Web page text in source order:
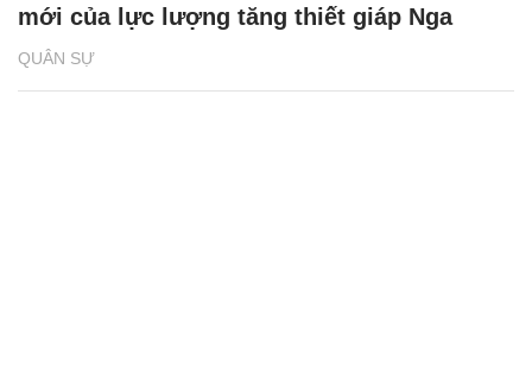
QUÂN SỰ
mới của lực lượng tăng thiết giáp Nga